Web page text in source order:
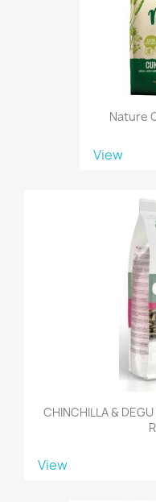
Nature
View
CHINCHILLA &
View